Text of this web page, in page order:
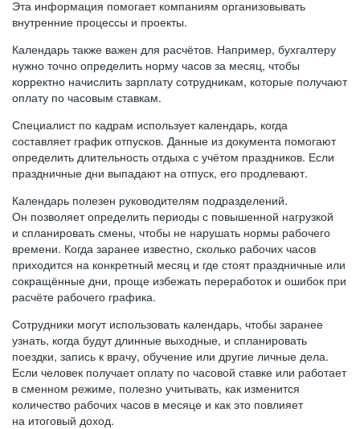
Эта информация помогает компаниям организовывать
внутренние процессы и проекты.
Календарь также важен для расчётов. Например, бухгалтеру
нужно точно определить норму часов за месяц, чтобы
корректно начислить зарплату сотрудникам, которые получают
оплату по часовым ставкам.
Специалист по кадрам использует календарь, когда
составляет график отпусков. Данные из документа помогают
определить длительность отдыха с учётом праздников. Если
праздничные дни выпадают на отпуск, его продлевают.
Календарь полезен руководителям подразделений.
Он позволяет определить периоды с повышенной нагрузкой
и спланировать смены, чтобы не нарушать нормы рабочего
времени. Когда заранее известно, сколько рабочих часов
приходится на конкретный месяц и где стоят праздничные или
сокращённые дни, проще избежать переработок и ошибок при
расчёте рабочего графика.
Сотрудники могут использовать календарь, чтобы заранее
узнать, когда будут длинные выходные, и спланировать
поездки, запись к врачу, обучение или другие личные дела.
Если человек получает оплату по часовой ставке или работает
в сменном режиме, полезно учитывать, как изменится
количество рабочих часов в месяце и как это повлияет
на итоговый доход.